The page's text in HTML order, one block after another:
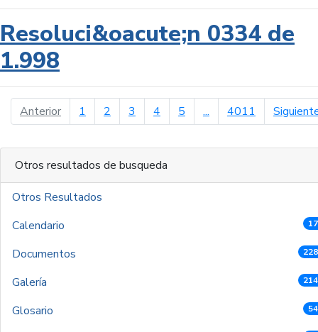
Resoluci&oacute;n 0334 de
1.998
Anteriorpágina anterior
1 2 3 4 5 ... 4011
Otros resultados de busqueda
Otros Resultados
Calendario
Documentos
Galería
Glosario